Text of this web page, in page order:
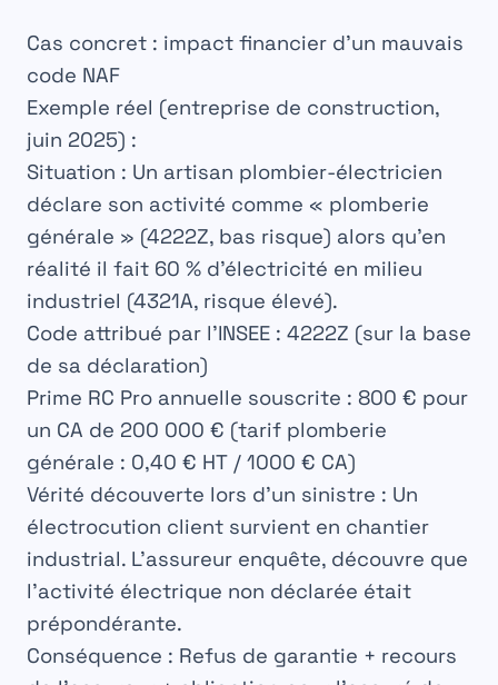
Cas concret : impact financier d’un mauvais
code NAF
Exemple réel (entreprise de construction,
juin 2025) :
Situation : Un artisan plombier-électricien
déclare son activité comme « plomberie
générale » (4222Z, bas risque) alors qu’en
réalité il fait 60 % d’électricité en milieu
industriel (4321A, risque élevé).
Code attribué par l’INSEE : 4222Z (sur la base
de sa déclaration)
Prime RC Pro annuelle souscrite : 800 € pour
un CA de 200 000 € (tarif plomberie
générale : 0,40 € HT / 1000 € CA)
Vérité découverte lors d’un sinistre : Un
électrocution client survient en chantier
industrial. L’assureur enquête, découvre que
l’activité électrique non déclarée était
prépondérante.
Conséquence : Refus de garantie + recours